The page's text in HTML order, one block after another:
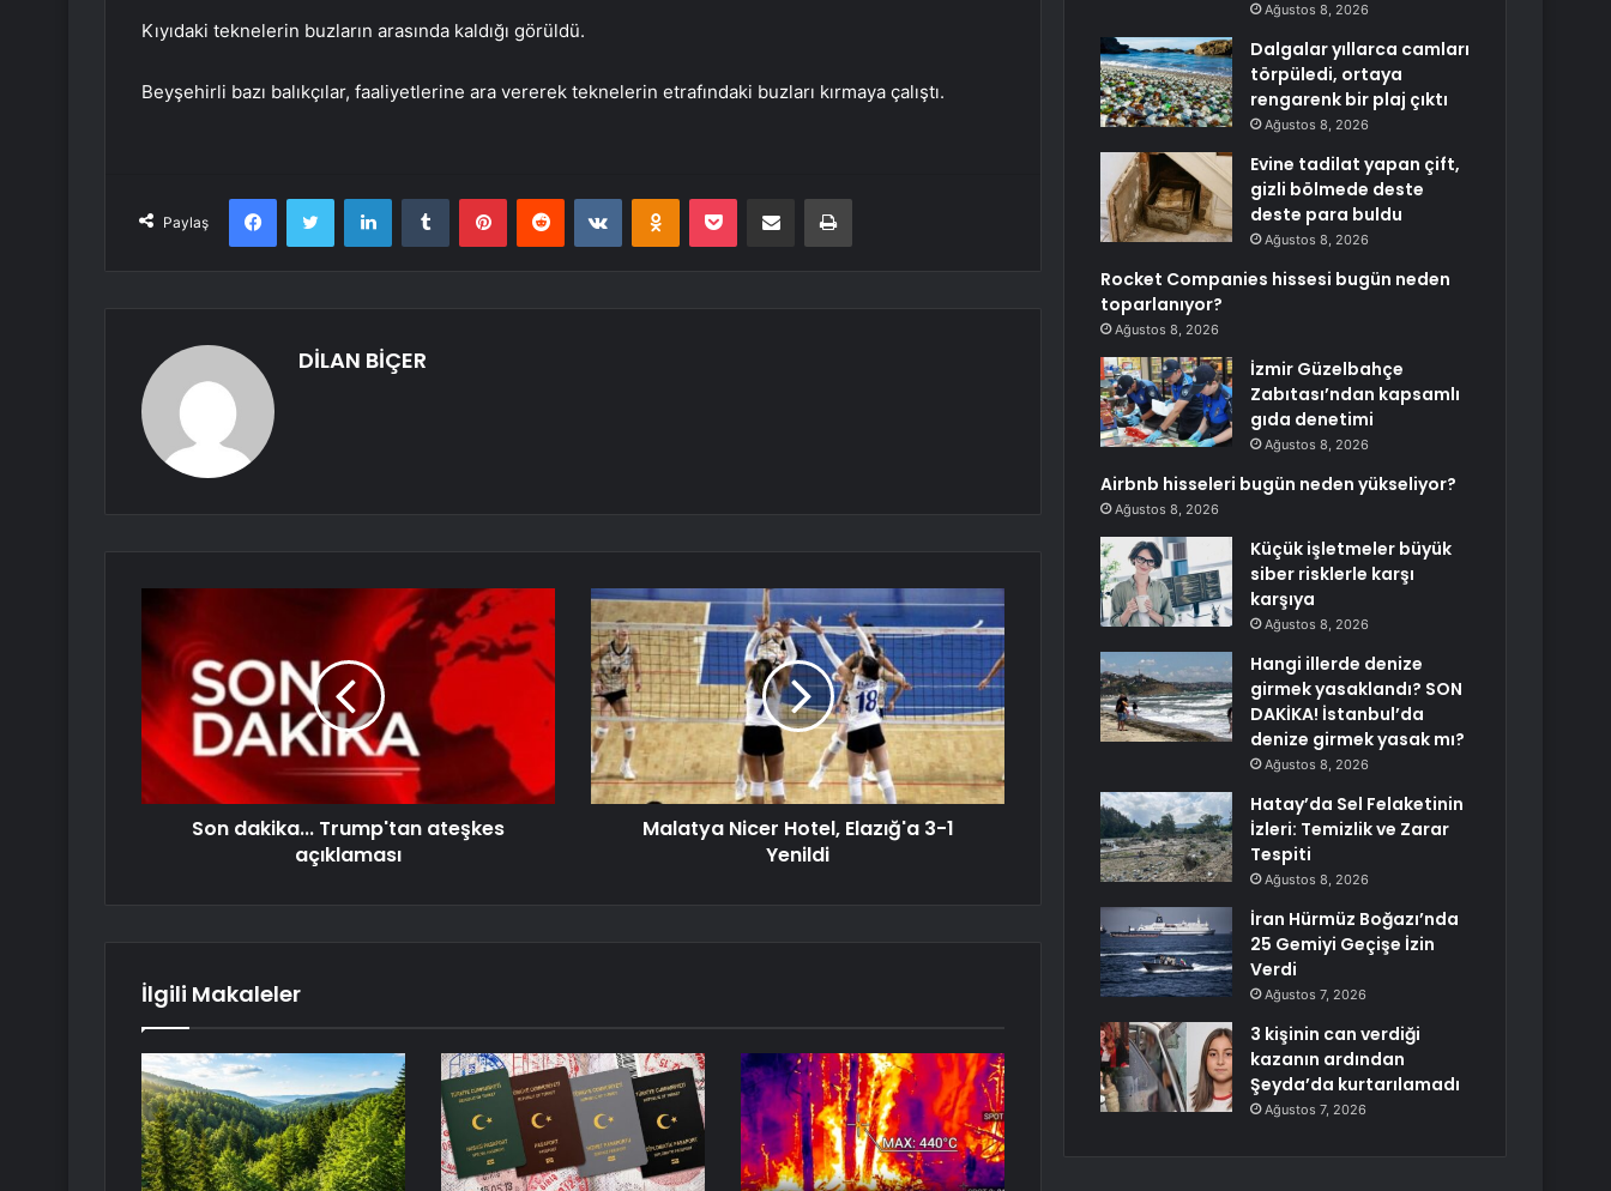
Kıyıdaki teknelerin buzların arasında kaldığı görüldü.
Beyşehirli bazı balıkçılar, faaliyetlerine ara vererek teknelerin etrafındaki buzları kırmaya çalıştı.
Paylaş
FacebookTwitter LinkedInTumblr PinterestReddit VKontakteOdnoklassniki
Pocket E-Posta ile paylaş Yazdır
DİLAN BİÇER
Son dakika... Trump'tan ateşkes
açıklaması
Malatya Nicer Hotel, Elazığ'a 3-1
Yenildi
İlgili Makaleler
Ağustos 8, 2026
Dalgalar yıllarca camları
törpüledi, ortaya
rengarenk bir plaj çıktı
Ağustos 8, 2026
Evine tadilat yapan çift,
gizli bölmede deste
deste para buldu
Ağustos 8, 2026
Rocket Companies hissesi bugün neden
toparlanıyor?
Ağustos 8, 2026
İzmir Güzelbahçe
Zabıtası’ndan kapsamlı
gıda denetimi
Ağustos 8, 2026
Airbnb hisseleri bugün neden yükseliyor?
Ağustos 8, 2026
Küçük işletmeler büyük
siber risklerle karşı
karşıya
Ağustos 8, 2026
Hangi illerde denize
girmek yasaklandı? SON
DAKİKA! İstanbul’da
denize girmek yasak mı?
Ağustos 8, 2026
Hatay’da Sel Felaketinin
İzleri: Temizlik ve Zarar
Tespiti
Ağustos 8, 2026
İran Hürmüz Boğazı’nda
25 Gemiyi Geçişe İzin
Verdi
Ağustos 7, 2026
3 kişinin can verdiği
kazanın ardından
Şeyda’da kurtarılamadı
Ağustos 7, 2026